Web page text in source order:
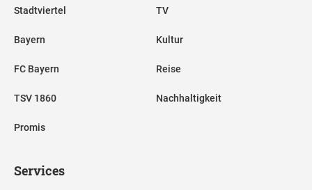
Stadtviertel
Bayern
FC Bayern
TSV 1860
Promis
TV
Kultur
Reise
Nachhaltigkeit
Services